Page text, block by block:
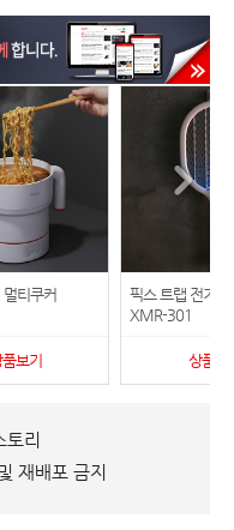
티쿠커
보기
픽스 트랩 전기
XMR-301
상품보
리
재배포 금지